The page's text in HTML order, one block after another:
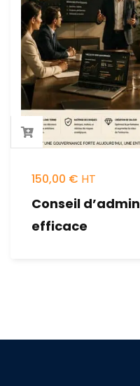
150,00 €
Conseil
efficace